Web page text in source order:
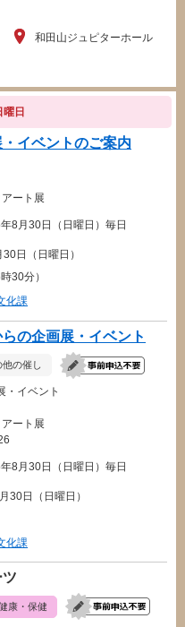
和田山ジュピターホール
曜日
イベントのご案内
ート展
8月30日（日曜日）毎日
日（日曜日）
分）
化課
の企画展・イベント
他の催し
イベント
ート展
8月30日（日曜日）毎日
30日（日曜日）
化課
康・保健